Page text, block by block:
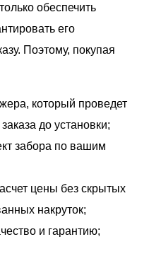
обеспечить
его
Поэтому, покупая
который проведет
до установки;
забора по вашим
цены без скрытых
накруток;
и гарантию;